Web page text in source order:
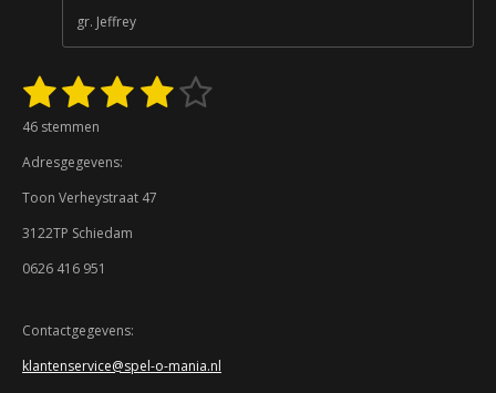
gr. Jeffrey
R
t
n
g
3
.
4
8
1
s
t
e
r
2
s
t
e
r
r
n
3
t
e
r
r
n
4
e
5
46 stemmen
Adresgegevens:
Toon Verheystraat 47
3122TP Schiedam
0626 416 951
Contactgegevens:
klantenservice@spel-o-mania.nl